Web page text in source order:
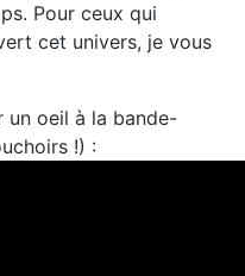
Pour ceux qui
cet univers, je vous
un oeil à la bande-
!) :